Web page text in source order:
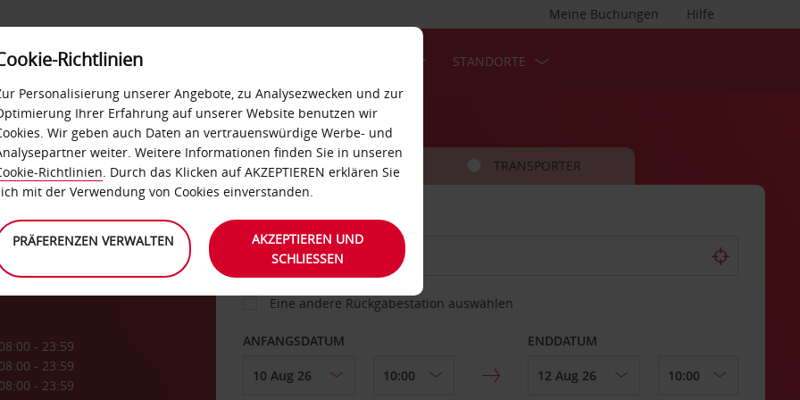
Hilfe
Meine Buchungen
SELF-SERVICES STANDORTE
08:00 - 23:59
08:00 - 23:59
08:00 - 23:59
FAHRZEUG TRANSPORTER
ABHOLEN VON
Eine andere Rückgabestation auswählen
ANFANGSDATUM ENDDATUM
Richtlinien
Personalisierung unserer Angebote, zu Analysezwecken und zur
Ihrer Erfahrung auf unserer Website benutzen wir
Wir geben auch Daten an vertrauenswürdige Werbe- und
weiter. Weitere Informationen finden Sie in unseren
Richtlinien. Durch das Klicken auf AKZEPTIEREN erklären Sie
mit der Verwendung von Cookies einverstanden.
PRÄFERENZEN VERWALTEN
AKZEPTIEREN UND
SCHLIESSEN